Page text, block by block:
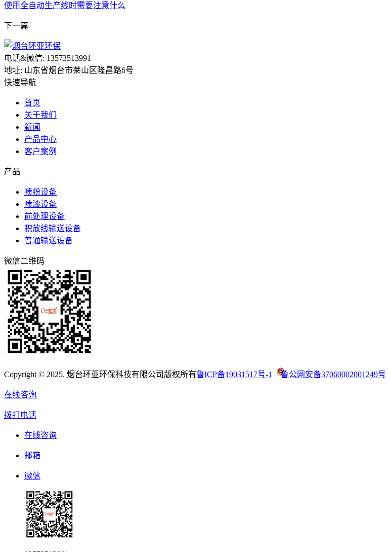
使用全自动生产线时需要注意什么
下一篇
电话&微信: 13573513991
地址: 山东省烟台市莱山区隆昌路6号
快速导航
首页
关于我们
新闻
产品中心
客户案例
产品
喷粉设备
喷漆设备
前处理设备
积放线输送设备
普通输送设备
微信二维码
Copyright © 2025. 烟台环亚环保科技有限公司版权所有鲁ICP备19031517号-1 鲁公网安备37060002001249号
在线咨询
拨打电话
在线咨询
邮箱
微信